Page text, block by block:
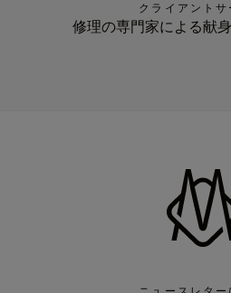
クライアントサ
修理の専門家による献